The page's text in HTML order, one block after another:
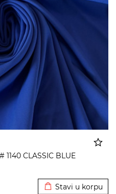
1140 CLASSIC BLUE
Stavi u korpu